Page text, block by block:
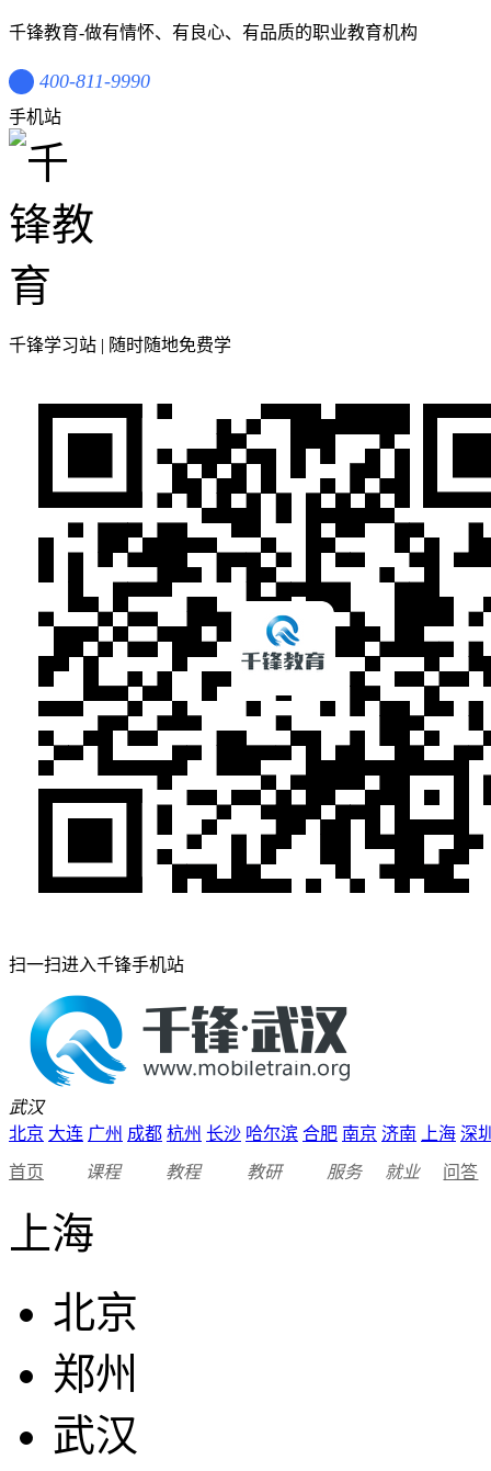
千锋教育-做有情怀、有良心、有品质的职业教育机构
400-811-9990
手机站
千锋学习站 | 随时随地免费学
扫一扫进入千锋手机站
武汉
北京 大连 广州 成都 杭州 长沙 哈尔滨 合肥 南京 济南 上海 深
首页 课程 教程 教研 服务 就业 问答
上海
北京
郑州
武汉